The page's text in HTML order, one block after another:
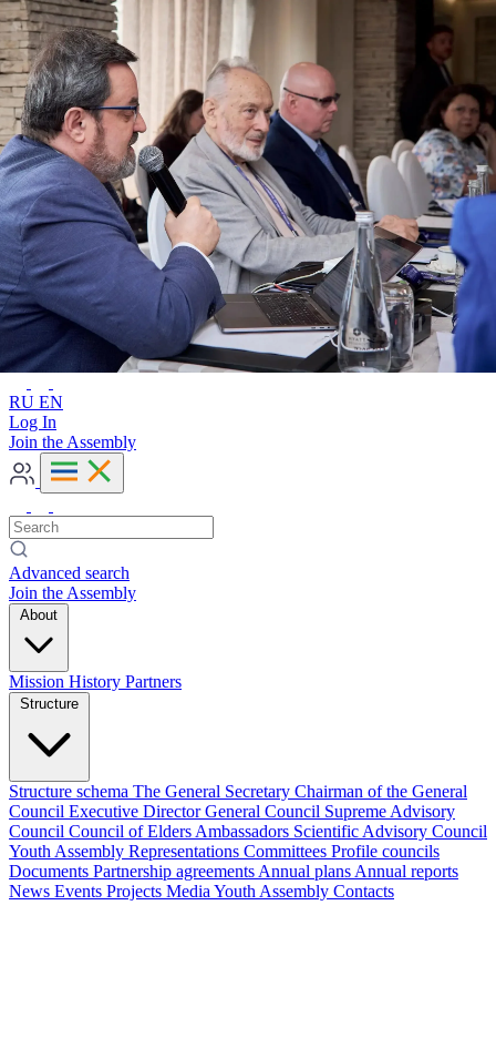
Advanced search
RU EN
RU EN
Log In
Join the Assembly
Advanced search
Join the Assembly
About
Mission History Partners
Structure
Structure schema The General Secretary Chairman of the General
Council Executive DirectorGeneral Council Supreme Advisory
Council Council of Elders Ambassadors Scientific Advisory Council
Youth Assembly Representations Committees Profile councils
Documents Partnership agreements Annual plans Annual reports
News Events Projects Media Youth Assembly Contacts